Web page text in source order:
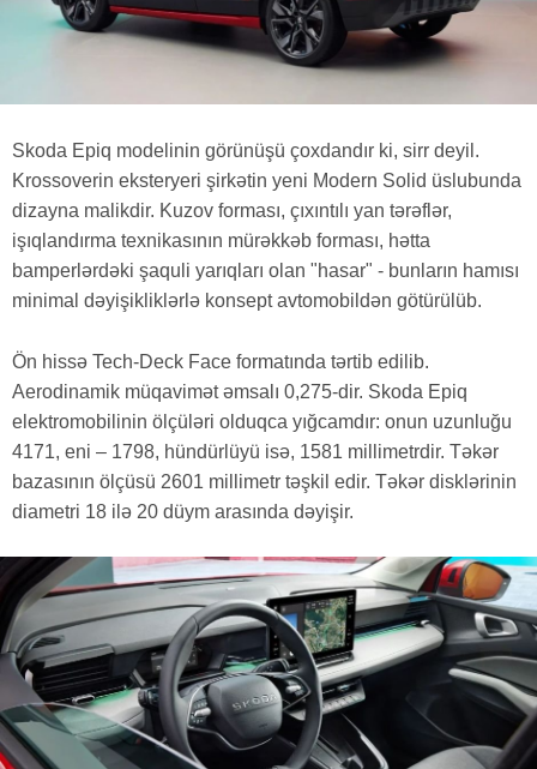
Skoda Epiq modelinin görünüşü çoxdandır ki, sirr deyil.
Krossoverin eksteryeri şirkətin yeni Modern Solid üslubunda
dizayna malikdir. Kuzov forması, çıxıntılı yan tərəflər,
işıqlandırma texnikasının mürəkkəb forması, hətta
bamperlərdəki şaquli yarıqları olan "hasar" - bunların hamısı
minimal dəyişikliklərlə konsept avtomobildən götürülüb.
Ön hissə Tech-Deck Face formatında tərtib edilib.
Aerodinamik müqavimət əmsalı 0,275-dir. Skoda Epiq
elektromobilinin ölçüləri olduqca yığcamdır: onun uzunluğu
4171, eni – 1798, hündürlüyü isə, 1581 millimetrdir. Təkər
bazasının ölçüsü 2601 millimetr təşkil edir. Təkər disklərinin
diametri 18 ilə 20 düym arasında dəyişir.